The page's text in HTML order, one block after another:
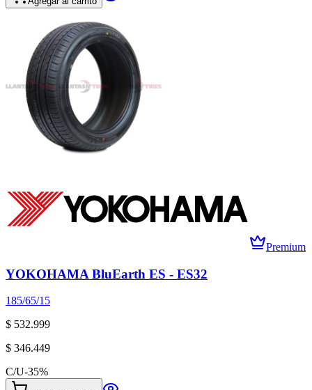
Premium
YOKOHAMA BluEarth ES - ES32
185/65/15
$ 532.999
$ 346.449
C/U-35%